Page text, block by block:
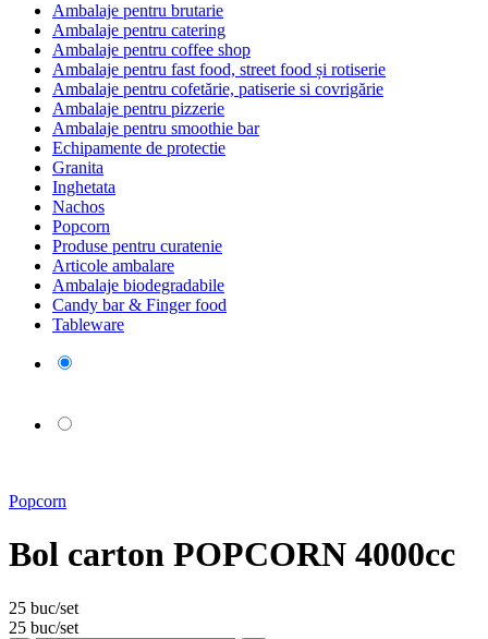
Ambalaje pentru brutarie
Ambalaje pentru catering
Ambalaje pentru coffee shop
Ambalaje pentru fast food, street food și rotiserie
Ambalaje pentru cofetărie, patiserie si covrigărie
Ambalaje pentru pizzerie
Ambalaje pentru smoothie bar
Echipamente de protectie
Granita
Inghetata
Nachos
Popcorn
Produse pentru curatenie
Articole ambalare
Ambalaje biodegradabile
Candy bar & Finger food
Tableware
Popcorn
Bol carton POPCORN 4000cc
25 buc/set
25 buc/set